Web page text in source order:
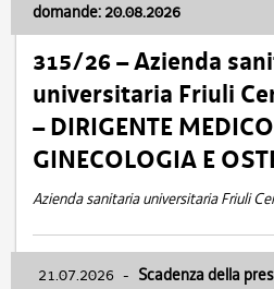
domande: 20.08.2026
315/26 – Azienda
universitaria Friuli
– DIRIGENTE
GINECOLOGIA E
Azienda sanitaria universitaria Friuli
21.07.2026 - Scadenza della